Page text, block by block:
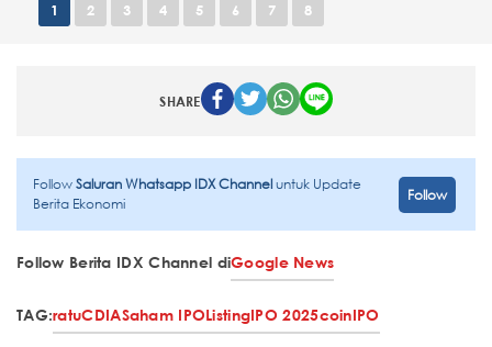
1 2 3 4 5 6 7 8
SHARE
FollowSaluran Whatsapp IDX Channeluntuk Update
Berita Ekonomi
Follow
Follow Berita IDX Channel diGoogle News
TAG:ratuCDIASaham IPOListingIPO 2025coinIPO